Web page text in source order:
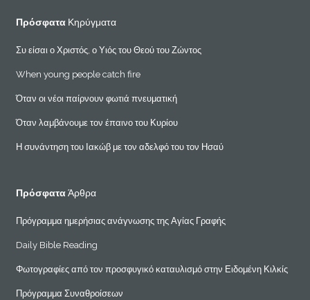
Πρόσφατα Κηρύγματα
Συ είσαι ο Χριστός, ο Υιός του Θεού του Ζώντος
When young people catch fire
Όταν οι νέοι παίρνουν φωτιά πνευματική
Όταν λαμβάνουμε τον έπαινο του Κυρίου
Η συνάντηση του Ιακώβ με τον αδελφό του τον Ησαύ
ΠρόσφαταΆρθρα
Πρόγραμμα ημερήσιας ανάγνωσης της Αγίας Γραφής
Daily Bible Reading
Φωτογραφίες από τον προσφυγικό καταυλισμό στην Ειδομένη Κιλκίς
Πρόγραμμα Συναθροίσεων